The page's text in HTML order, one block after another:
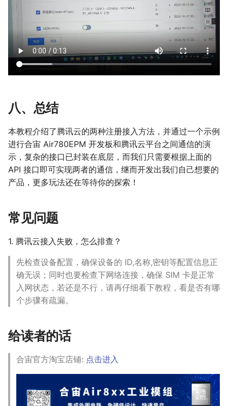
八、总结
本教程介绍了腾讯云的两种注册接入方法，并通过一个示例
进行合宙 Air780EPM 开发板和腾讯云平台之间通信的演
示，复杂的接口已封装在底层，而我们只需要根据上面的
API 接口即可实现两者的通信，继而开发出我们自己想要的
产品，更多玩法还在等待你的探索！
常见问题
1. 腾讯云接入失败，怎么排查？
先检查设备配置，确保设备的 ID,名称,密钥等配置信息正
确无误；同时也要检查下网络连接，确保 SIM 卡是正常
入网状态，若还是不行，请再仔细看下教程，看是否有哪
个步骤有疏漏。
给读者的话
合宙官方淘宝店铺: 点击进入